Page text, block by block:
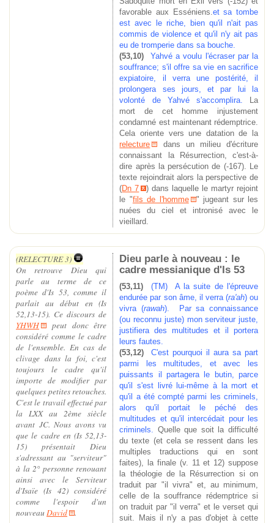
favorable aux Esséniens.et sa tombe
est avec le riche, bien qu'il n'ait pas
commis de violence et qu'il n'y ait pas
eu de tromperie dans sa bouche.
(53,10) Yahvé a voulu l'écraser par la
souffrance; s'il offre sa vie en sacrifice
expiatoire, il verra une postérité, il
prolongera ses jours, et par lui la
volonté de Yahvé s'accomplira.
La
mort de cet homme injustement
condamné est maintenant rédemptrice.
Cela oriente vers une datation de la
relecture
dans un milieu d'écriture
connaissant la Résurrection, c'est-à-
dire après la persécution de (-167). Le
texte rejoindrait alors la perspective de
(Dn 7
) dans laquelle le martyr rejoint
le "fils de l'homme
" jugeant sur les
nuées du ciel et intronisé avec le
vieillard.
(RELECTURE 3)
On retrouve Dieu qui
parle au terme de ce
poème d'Is 53, comme il
parlait au début en (Is
52,13-15). Ce discours de
YHWH
peut donc être
considéré comme le cadre
de l'ensemble. En cas de
clivage dans la foi, c'est
toujours le cadre qu'il
importe de modifier par
quelques petites retouches.
C'est le travail effectué par
la LXX au 2ème siècle
avant JC. Nous avons vu
que le cadre en (Is 52,13-
15) présentait Dieu
s'adressant au "serviteur"
à la 2° personne renouant
ainsi avec le Serviteur
d'Isaïe (Is 42) considéré
comme l'espoir d'un
nouveau David .
Dieu parle à nouveau : le
cadre messianique d'Is 53
(53,11)(TM) A la suite de l'épreuve
endurée par son âme, il verra (ra'ah) ou
vivra (rawah). Par sa connaissance
(ou reconnu juste) mon serviteur juste,
justifiera des multitudes et il portera
leurs fautes.
(53,12) C'est pourquoi il aura sa part
parmi les multitudes, et avec les
puissants il partagera le butin, parce
qu'il s'est livré lui-même à la mort et
qu'il a été compté parmi les criminels,
alors qu'il portait le péché des
multitudes et qu'il intercédait pour les
criminels. Quelle que soit la difficulté
du texte (et cela se ressent dans les
multiples traductions qui en sont
faites), la finale (v. 11 et 12) suppose
la théologie de la Résurrection si on
traduit par "il vivra" et, au minimum,
celle de la souffrance rédemptrice si
on traduit par "il verra" et le verset qui
suit. Mais il n'y a pas d'objet à cette